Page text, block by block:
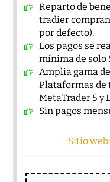
Reparto de
tradier
por defecto).
Los pagos se
mínima de solo
Amplia gama
Plataformas de
MetaTrader 5 y
Sin pagos
Sitio